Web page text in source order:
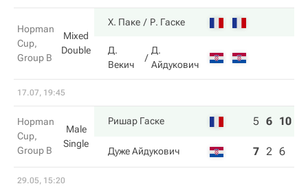
Hopman
Cup,
Group B
Mixed
Double
Х. Паке Р. Гаске
Д.
Векич
Д.
Айдукович
17.07, 19:45
Hopman
Cup,
Group B
Male
Single
Ришар Гаске 5 6 10
Дуже Айдукович 7 2 6
29.05, 15:20